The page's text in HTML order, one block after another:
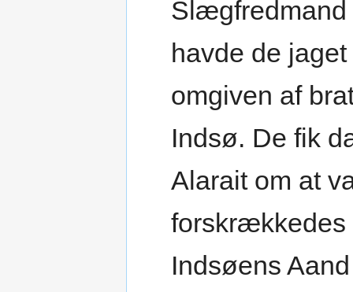
Slægfredmand
havde de
omgiven af
Indsø. De fik
Alarait om at
forskrækkedes
Indsøens